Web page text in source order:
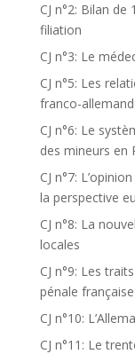
CJ n°2: Bilan
filiation
CJ n°3: Le
CJ n°5: Les
franco-
CJ n°6: Le
des mineurs en
CJ n°7:
la perspective
CJ n°8: La
locales
CJ n°9: Les
pénale française
CJ n°10:
CJ n°11: Le